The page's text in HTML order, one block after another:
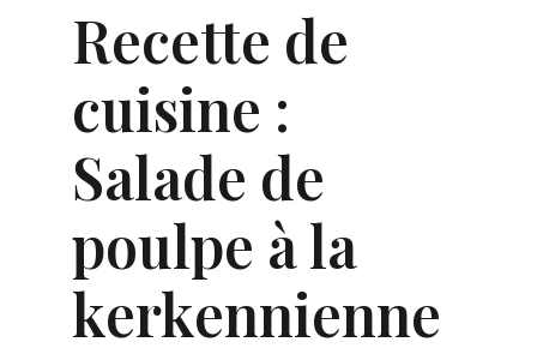
Recette de
cuisine :
Salade de
poulpe à la
kerkennienne